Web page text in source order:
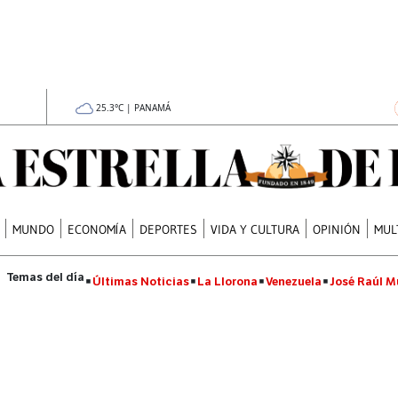
25.3°C | PANAMÁ
MUNDO ECONOMÍA DEPORTES VIDA Y CULTURA OPINIÓN
Últimas Noticias La Llorona Venezuela José Raúl